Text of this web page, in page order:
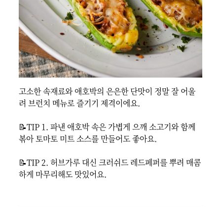
고소한 속재료와 애호박의 은은한 단맛이 정말 잘 어울
려 브런치 메뉴로 즐기기 제격이에요.
📝TIP 1. 파낸 애호박 속은 가볍게 으깨 소고기와 함께
볶아 토마토 미트 소스를 만들어도 좋아요.
📝TIP 2. 허브가루 대신 크러쉬드 레드페퍼를 뿌려 매콤
하게 마무리해도 맛있어요.